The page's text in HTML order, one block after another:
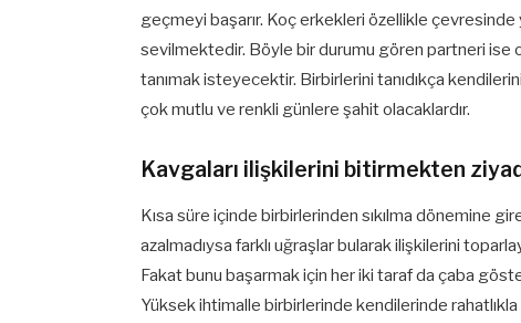
geçmeyi başarır. Koç erkekleri özellikle çevresinde
sevilmektedir. Böyle bir durumu gören partneri ise
tanımak isteyecektir. Birbirlerini tanıdıkça
çok mutlu ve renkli günlere şahit olacaklardır.
Kavgaları ilişkilerini bitirmekten
Kısa süre içinde birbirlerinden sıkılma dönemine
azalmadıysa farklı uğraşlar bularak ilişkilerini
Fakat bunu başarmak için her iki taraf da çaba
Yüksek ihtimalle birbirlerinde kendilerinde